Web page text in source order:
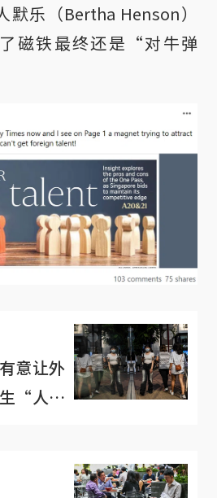
默乐（Bertha Henson）
磁铁最终还是“对牛弹
意让外
“人先